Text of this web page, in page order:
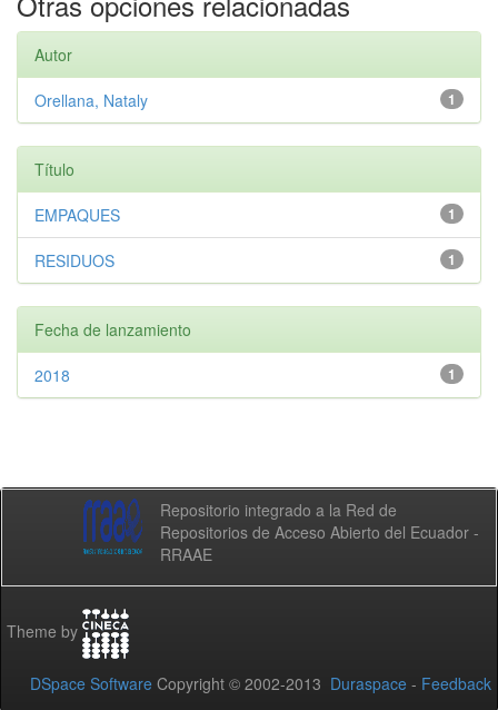
Autor
1
Orellana, Nataly
Título
1
EMPAQUES
1
RESIDUOS
Fecha de lanzamiento
1
2018
Repositorio integrado a la Red de
Repositorios de Acceso Abierto del Ecuador -
RRAAE
Theme by
DSpace Software Copyright © 2002-2013 Duraspace - Feedback